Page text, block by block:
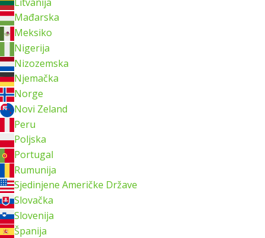
Mađarska
Meksiko
Nigerija
Nizozemska
Njemačka
Norge
Novi Zeland
Peru
Poljska
Portugal
Rumunija
Sjedinjene Američke Države
Slovačka
Slovenija
Španija